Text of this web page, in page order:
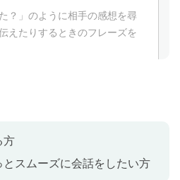
？」のように相手の感想を尋
えたりするときのフレーズを
えたりするときのフレーズを
方
スムーズに会話をしたい方